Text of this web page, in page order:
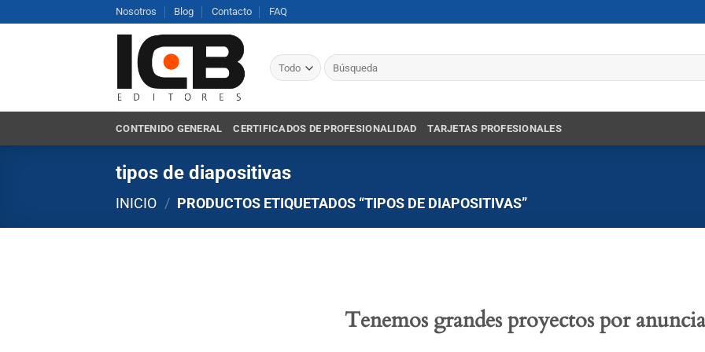
al
Nosotros Blog Contacto FAQ
Buscar
por:
CONTENIDO GENERAL CERTIFICADOS DE PROFESIONALIDAD TARJETAS PROFESIONALES
tipos de diapositivas
INICIO / PRODUCTOS ETIQUETADOS “TIPOS DE DIAPOSITIVAS”
Tenemos grandes proyectos por